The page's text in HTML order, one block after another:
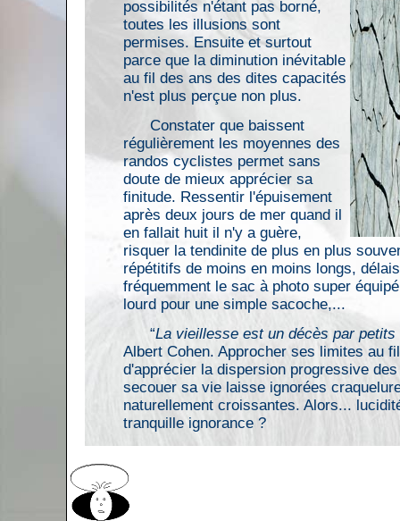
possibilités n'étant pas borné,
toutes les illusions sont
permises. Ensuite et surtout
parce que la diminution inévitable
au fil des ans des dites capacités
n'est plus perçue non plus.
Constater que baissent
régulièrement les moyennes des
randos cyclistes permet sans
doute de mieux apprécier sa
finitude. Ressentir l'épuisement
après deux jours de mer quand il
en fallait huit il n'y a guère,
risquer la tendinite de plus en plus
répétitifs de moins en moins longs,
fréquemment le sac à photo super
lourd pour une simple sacoche,...
“La vieillesse est un décès par petits
Albert Cohen. Approcher ses limites au
d'apprécier la dispersion progressive
secouer sa vie laisse ignorées
naturellement croissantes. Alors...
tranquille ignorance ?